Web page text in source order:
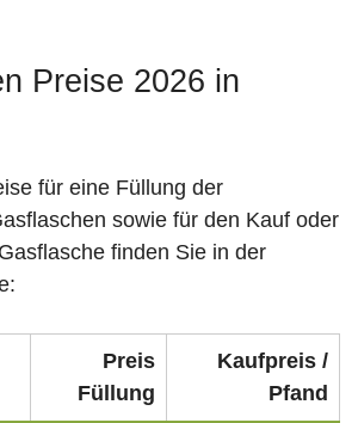
Preise 2026 in
für eine Füllung der
sowie für den Kauf oder
finden Sie in der
Preis
Füllung
Kaufpreis /
Pfand